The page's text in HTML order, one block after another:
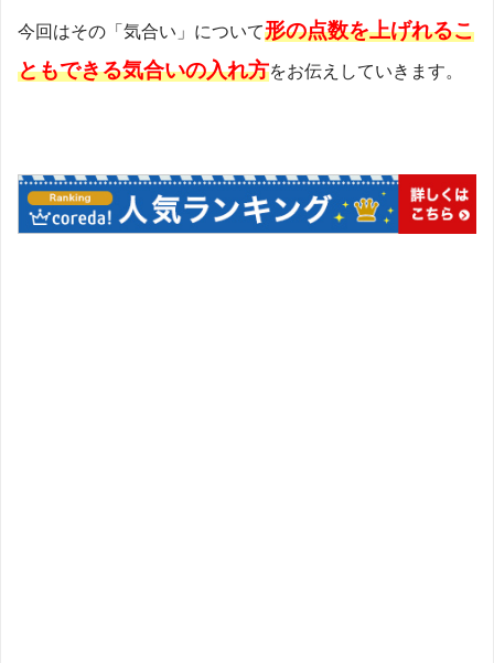
今回はその「気合い」について形の点数を上げれるこ
ともできる気合いの入れ方をお伝えしていきます。